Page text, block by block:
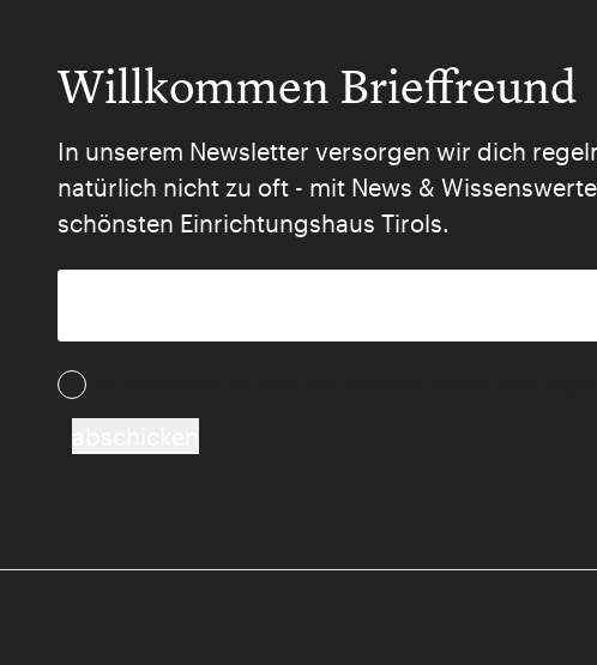
Willkommen Brieffreund
In unserem Newsletter versorgen wir dich
natürlich nicht zu oft - mit News &
schönsten Einrichtungshaus Tirols.